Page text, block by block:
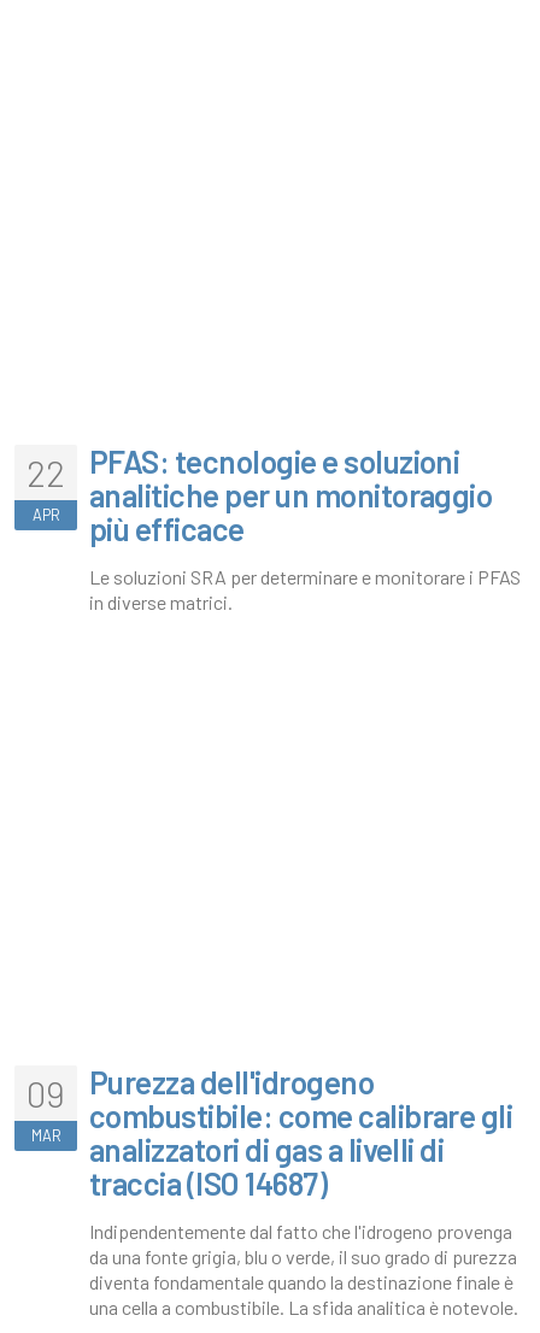
22
APR
PFAS: tecnologie e soluzioni
analitiche per un monitoraggio
più efficace
Le soluzioni SRA per determinare e monitorare i PFAS
in diverse matrici.
09
MAR
Purezza dell'idrogeno
combustibile: come calibrare gli
analizzatori di gas a livelli di
traccia (ISO 14687)
Indipendentemente dal fatto che l'idrogeno provenga
da una fonte grigia, blu o verde, il suo grado di purezza
diventa fondamentale quando la destinazione finale è
una cella a combustibile. La sfida analitica è notevole.